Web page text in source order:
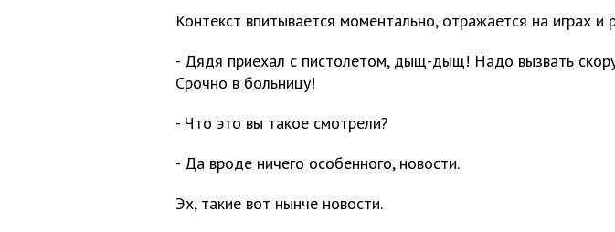
Контекст впитывается моментально, отражается на играх и
- Дядя приехал с пистолетом, дыщ-дыщ! Надо вызвать
Срочно в больницу!
- Что это вы такое смотрели?
- Да вроде ничего особенного, новости.
Эх, такие вот нынче новости.